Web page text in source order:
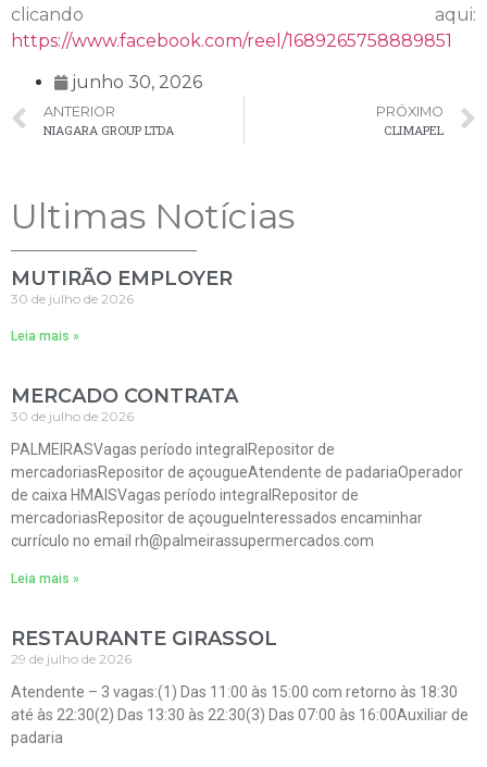
clicando aqui:
https://www.facebook.com/reel/1689265758889851
junho 30, 2026
ANTERIOR
NIAGARA GROUP LTDA
PRÓXIMO
CLIMAPEL
Ultimas Notícias
MUTIRÃO EMPLOYER
30 de julho de 2026
Leia mais »
MERCADO CONTRATA
30 de julho de 2026
PALMEIRASVagas período integralRepositor de
mercadoriasRepositor de açougueAtendente de padariaOperador
de caixa HMAISVagas período integralRepositor de
mercadoriasRepositor de açougueInteressados encaminhar
currículo no email rh@palmeirassupermercados.com
Leia mais »
RESTAURANTE GIRASSOL
29 de julho de 2026
Atendente – 3 vagas:(1) Das 11:00 às 15:00 com retorno às 18:30
até às 22:30(2) Das 13:30 às 22:30(3) Das 07:00 às 16:00Auxiliar de
padaria